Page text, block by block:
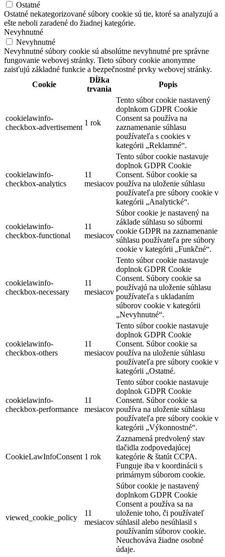
Ostatné
Ostatné nekategorizované súbory cookie sú tie, ktoré sa analyzujú a
ešte neboli zaradené do žiadnej kategórie.
Nevyhnutné
Nevyhnutné
Nevyhnutné súbory cookie sú absolútne nevyhnutné pre správne
fungovanie webovej stránky. Tieto súbory cookie anonymne
zaisťujú základné funkcie a bezpečnostné prvky webovej stránky.
Cookie
Dĺžka
trvania
Popis
cookielawinfo-
checkbox-advertisement
1 rok
Tento súbor cookie nastavený
doplnkom GDPR Cookie
Consent sa používa na
zaznamenanie súhlasu
používateľa s cookies v
kategórii „Reklamné“.
cookielawinfo-
checkbox-analytics
11
mesiacov
Tento súbor cookie nastavuje
doplnok GDPR Cookie
Consent. Súbor cookie sa
používa na uloženie súhlasu
používateľa pre súbory cookie v
kategórii „Analytické“.
cookielawinfo-
checkbox-functional
11
mesiacov
Súbor cookie je nastavený na
základe súhlasu so súbormi
cookie GDPR na zaznamenanie
súhlasu používateľa pre súbory
cookie v kategórii „Funkčné“.
cookielawinfo-
checkbox-necessary
11
mesiacov
Tento súbor cookie nastavuje
doplnok GDPR Cookie
Consent. Súbory cookie sa
používajú na uloženie súhlasu
používateľa s ukladaním
súborov cookie v kategórii
„Nevyhnutné“.
cookielawinfo-
checkbox-others
11
mesiacov
Tento súbor cookie nastavuje
doplnok GDPR Cookie
Consent. Súbor cookie sa
používa na uloženie súhlasu
používateľa pre súbory cookie v
kategórii „Ostatné.
cookielawinfo-
checkbox-performance
11
mesiacov
Tento súbor cookie nastavuje
doplnok GDPR Cookie
Consent. Súbor cookie sa
používa na uloženie súhlasu
používateľa pre súbory cookie v
kategórii „Výkonnostné“.
CookieLawInfoConsent 1 rok
Zaznamená predvolený stav
tlačidla zodpovedajúcej
kategórie & štatút CCPA.
Funguje iba v koordinácii s
primárnym súborom cookie.
viewed_cookie_policy
11
mesiacov
Súbor cookie je nastavený
doplnkom GDPR Cookie
Consent a používa sa na
uloženie toho, či používateľ
súhlasil alebo nesúhlasil s
používaním súborov cookie.
Neuchováva žiadne osobné
údaje.